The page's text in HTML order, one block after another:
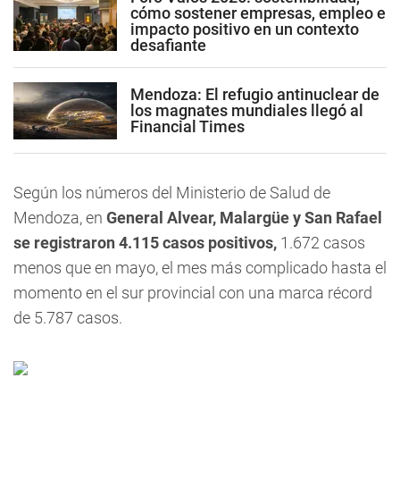
cómo sostener empresas, empleo e
impacto positivo en un contexto
desafiante
Mendoza: El refugio antinuclear de
los magnates mundiales llegó al
Financial Times
Según los números del Ministerio de Salud de
Mendoza, en General Alvear, Malargüe y San Rafael
se registraron 4.115 casos positivos, 1.672 casos
menos que en mayo, el mes más complicado hasta el
momento en el sur provincial con una marca récord
de 5.787 casos.